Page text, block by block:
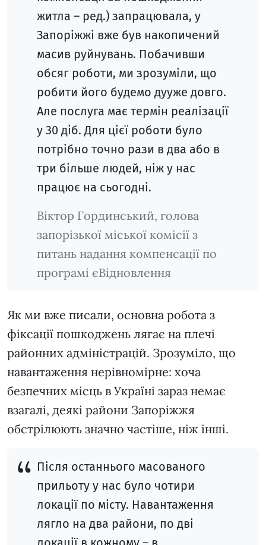
житла – ред.) запрацювала, у
Запоріжжі вже був накопичений
масив руйнувань. Побачивши
обсяг роботи, ми зрозуміли, що
робити його будемо дууже довго.
Але послуга має термін реалізації
у 30 діб. Для цієї роботи було
потрібно точно рази в два або в
три більше людей, ніж у нас
працює на сьогодні.
Віктор Гординський, голова
запорізької міської комісії з
питань надання компенсації по
програмі єВідновлення
Як ми вже писали, основна робота з
фіксації пошкоджень лягає на плечі
районних адміністрацій. Зрозуміло, що
навантаження нерівномірне: хоча
безпечних місць в Україні зараз немає
взагалі, деякі райони Запоріжжя
обстрілюють значно частіше, ніж інші.
Після останнього масованого
прильоту у нас було чотири
локації по місту. Навантаження
лягло на два райони, по дві